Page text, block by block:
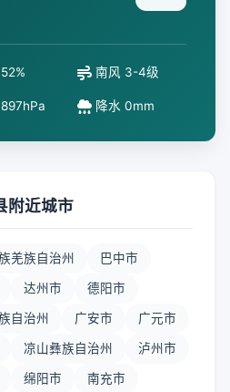
南风 3-4级
降水 0mm
附近城市
羌族自治州 巴中市
达州市 德阳市
自治州 广安市 广元市
凉山彝族自治州 泸州市
绵阳市 南充市